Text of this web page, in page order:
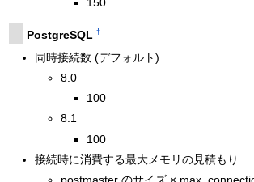
PostgreSQL †
同時接続数 (デフォルト)
8.0
100
8.1
100
接続時に消費する最大メモリの見積もり